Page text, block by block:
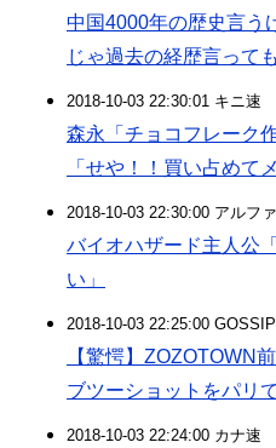
中国4000年の歴史言う
じゃ過去の経歴言って
2018-10-03 22:30:01 キニ速
森永「チョコフレーク
「せや！！買い占めて
2018-10-03 22:30:00 アルフ
バイオハザード主人公
い」
2018-10-03 22:25:00
【驚愕】ZOZOTOWN
ブツーショットをパリ
2018-10-03 22:24:00 カナ速